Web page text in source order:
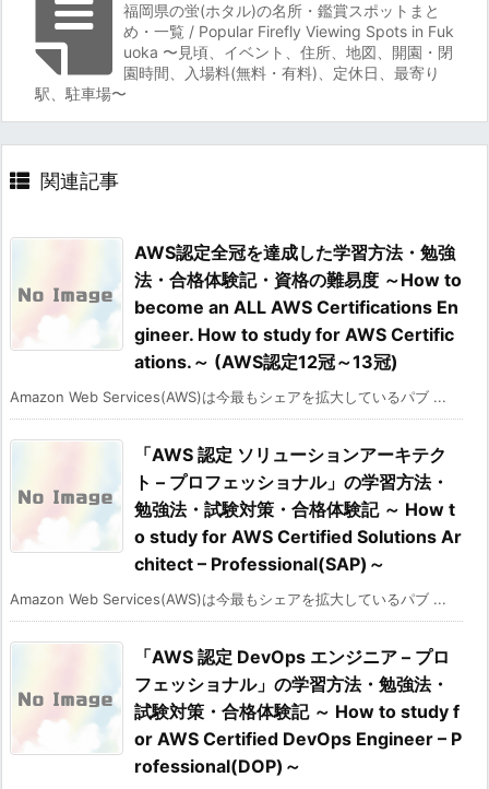
福岡県の蛍(ホタル)の名所・鑑賞スポットまと
め・一覧 / Popular Firefly Viewing Spots in Fuk
uoka 〜見頃、イベント、住所、地図、開園・閉
園時間、入場料(無料・有料)、定休日、最寄り
駅、駐車場〜
関連記事
AWS認定全冠を達成した学習方法・勉強
法・合格体験記・資格の難易度 ～How to
become an ALL AWS Certifications En
gineer. How to study for AWS Certific
ations.～ (AWS認定12冠～13冠)
Amazon Web Services(AWS)は今最もシェアを拡大しているパブ ...
「AWS 認定 ソリューションアーキテク
ト – プロフェッショナル」の学習方法・
勉強法・試験対策・合格体験記 ～ How t
o study for AWS Certified Solutions Ar
chitect – Professional(SAP)～
Amazon Web Services(AWS)は今最もシェアを拡大しているパブ ...
「AWS 認定 DevOps エンジニア – プロ
フェッショナル」の学習方法・勉強法・
試験対策・合格体験記 ～ How to study f
or AWS Certified DevOps Engineer – P
rofessional(DOP)～